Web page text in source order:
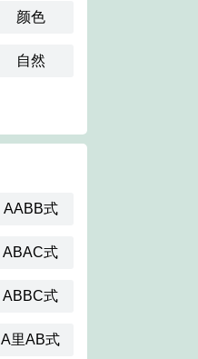
颜色
自然
AABB式
ABAC式
ABBC式
A里AB式